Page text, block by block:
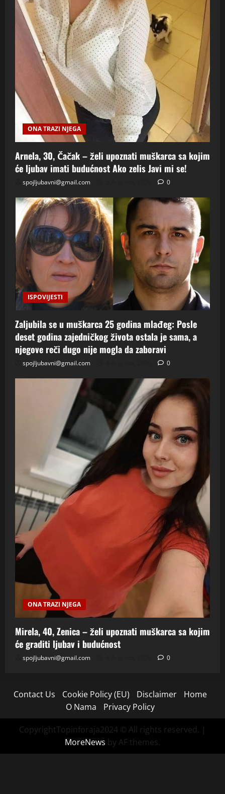
ONA TRAZI NJEGA
Arnela, 30, Čačak – želi upoznati muškarca sa kojim
će ljubav imati budućnost Ako zelis Javi mi se!
spojljubavni@gmail.com 0
ISPOVIJESTI
Zaljubila se u muškarca 25 godina mlađeg: Posle
deset godina zajedničkog života ostala je sama, a
njegove reči dugo nije mogla da zaboravi
spojljubavni@gmail.com 0
ONA TRAZI NJEGA
Mirela, 40, Zenica – želi upoznati muškarca sa kojim
će graditi ljubav i budućnost
spojljubavni@gmail.com 0
Contact Us Cookie Policy (EU) Disclaimer
Home
O Nama
Privacy Policy
CopyrightTopinforaja2024 © All rights reserved. |
MoreNews by AF themes.